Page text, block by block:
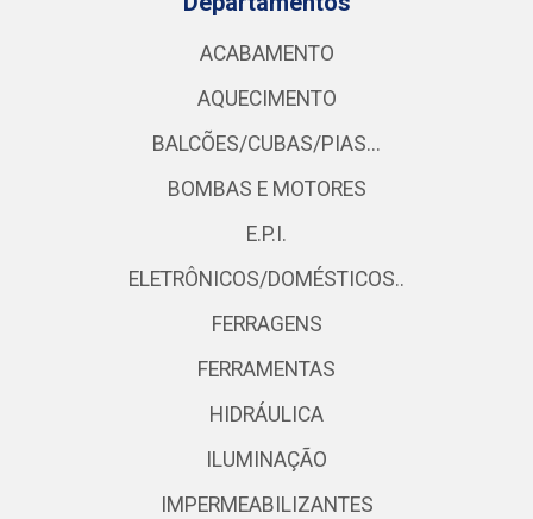
ACABAMENTO
AQUECIMENTO
BALCÕES/CUBAS/PIAS...
BOMBAS E MOTORES
E.P.I.
ELETRÔNICOS/DOMÉSTICOS..
FERRAGENS
FERRAMENTAS
HIDRÁULICA
ILUMINAÇÃO
IMPERMEABILIZANTES